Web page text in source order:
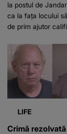
la postul de
ca la fața locului
de prim ajutor
LIFE
Crimă